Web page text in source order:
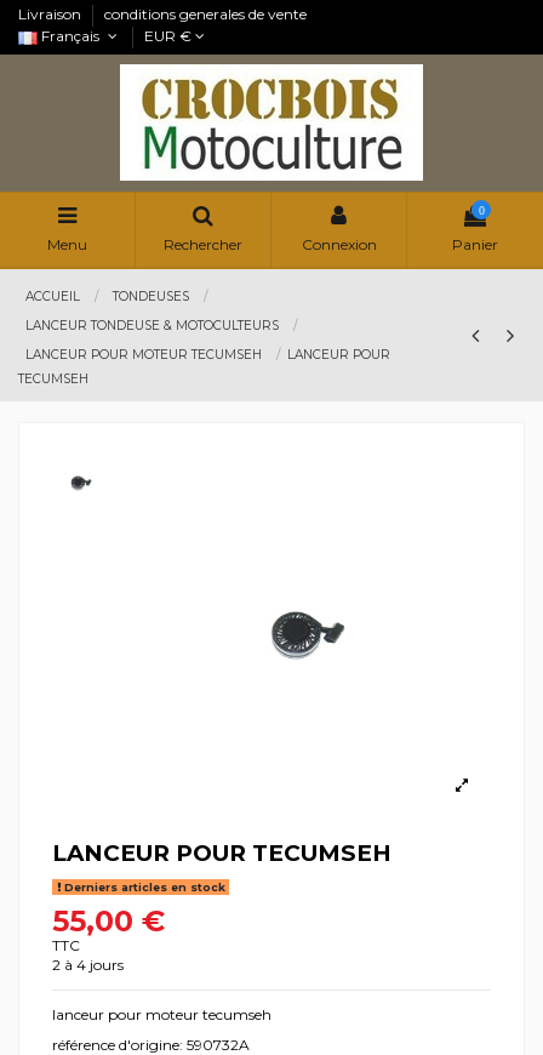
Livraison
conditions generales de vente
Français
EUR €
Menu Rechercher Connexion
0
Panier
ACCUEIL
TONDEUSES
LANCEUR TONDEUSE & MOTOCULTEURS
LANCEUR POUR MOTEUR TECUMSEH
LANCEUR POUR
TECUMSEH
LANCEUR POUR TECUMSEH
Derniers articles en stock
55,00 €
TTC
2 à 4 jours
lanceur pour moteur tecumseh
référence d'origine: 590732A